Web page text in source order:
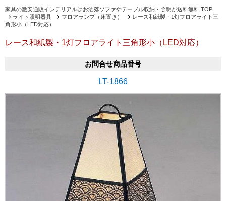
家具の激安通販インテリアルはお洒落ソファやテーブル収納・照明が送料無料 TOP
ライト照明器具
フロアランプ（床置き）
レース和紙製・1灯フロアライト三
角形小（LED対応）
レース和紙製・1灯フロアライト三角形小（LED対応）
お問合せ商品番号
LT-1866